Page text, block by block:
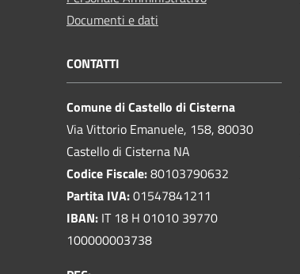
Documenti e dati
CONTATTI
Comune di Castello di Cisterna
Via Vittorio Emanuele, 158, 80030
Castello di Cisterna NA
Codice Fiscale:80103790632
Partita IVA:01547841211
IBAN: IT 18 H 01010 39770
100000003738